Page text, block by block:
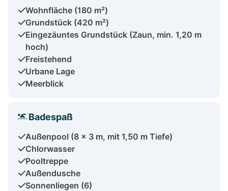
Wohnfläche (180 m²)
Grundstück (420 m²)
Eingezäuntes Grundstück (Zaun, min. 1,20 m
hoch)
Freistehend
Urbane Lage
Meerblick
Badespaß
Außenpool (8 x 3 m, mit 1,50 m Tiefe)
Chlorwasser
Pooltreppe
Außendusche
Sonnenliegen (6)